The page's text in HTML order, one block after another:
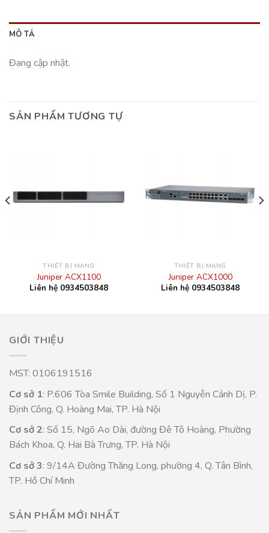
MÔ TẢ
Đang cập nhật.
SẢN PHẨM TƯƠNG TỰ
THIẾT BỊ MẠNG
Juniper ACX1100
Liên hệ 0934503848
THIẾT BỊ MẠNG
Juniper ACX1000
Liên hệ 0934503848
GIỚI THIỆU
MST: 0106191516
Cơ sở 1: P.606 Tòa Smile Building, Số 1 Nguyễn Cảnh Dị, P.
Định Công, Q. Hoàng Mai, TP. Hà Nội
Cơ sở 2: Số 15, Ngõ Ao Dài, đường Đê Tô Hoàng, Phường
Bách Khoa, Q. Hai Bà Trưng, TP. Hà Nội
Cơ sở 3: 9/14A Đường Thăng Long, phường 4, Q. Tân Bình,
TP. Hồ Chí Minh
SẢN PHẨM MỚI NHẤT